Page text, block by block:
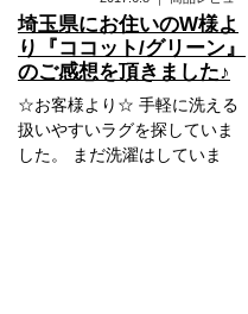
埼玉県にお住いのW様よ
り『ココット/グリーン』
のご感想を頂きました♪
☆お客様より☆ 手軽に洗える
扱いやすいラグを探していま
した。 まだ洗濯はしていま